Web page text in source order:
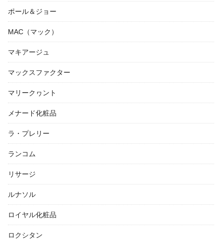
ポール＆ジョー
MAC（マック）
マキアージュ
マックスファクター
マリークヮント
メナード化粧品
ラ・プレリー
ランコム
リサージ
ルナソル
ロイヤル化粧品
ロクシタン